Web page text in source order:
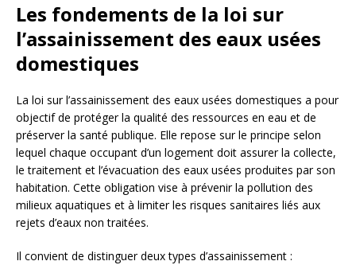
Les fondements de la loi sur
l’assainissement des eaux usées
domestiques
La loi sur l’assainissement des eaux usées domestiques a pour
objectif de protéger la qualité des ressources en eau et de
préserver la santé publique. Elle repose sur le principe selon
lequel chaque occupant d’un logement doit assurer la collecte,
le traitement et l’évacuation des eaux usées produites par son
habitation. Cette obligation vise à prévenir la pollution des
milieux aquatiques et à limiter les risques sanitaires liés aux
rejets d’eaux non traitées.
Il convient de distinguer deux types d’assainissement :